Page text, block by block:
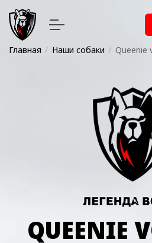
Главная Наши собаки Queenie
QUEENIE